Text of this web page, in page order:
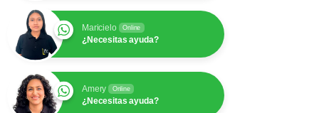
Maricielo Online
¿Necesitas ayuda?
Amery Online
¿Necesitas ayuda?